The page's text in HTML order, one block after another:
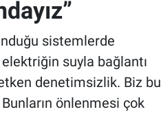
sistemlerde
suyla bağlantı
denetimsizlik. Biz bu
önlenmesi çok